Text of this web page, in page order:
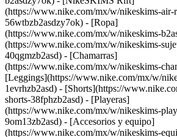
(https://www.nike.com/mx/w/nikeskims-air-
56wtbzb2asdzy7ok) - [Ropa]
(https://www.nike.com/mx/w/nikeskims-
(https://www.nike.com/mx/w/nikeskims-
40qgmzb2asd) - [Chamarras]
(https://www.nike.com/mx/w/nikeskims-
[Leggings](https://www.nike.com/mx/w/
1evrhzb2asd) - [Shorts](https://
shorts-38fphzb2asd) - [Playeras]
(https://www.nike.com/mx/w/nikeskims-
9om13zb2asd) - [Accesorios y equipo]
(https://www.nike.com/mx/w/nikeskims-